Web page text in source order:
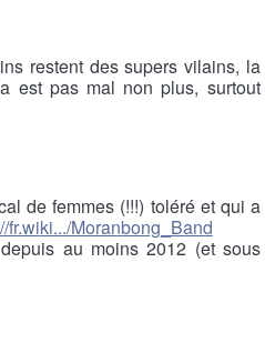
restent des supers vilains, la
est pas mal non plus, surtout
de femmes (!!!) toléré et qui a
fr.wiki.../Moranbong_Band
au moins 2012 (et sous